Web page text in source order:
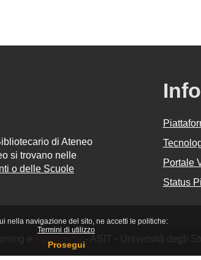
nella navigazione del sito, ne accetti le politiche:
Termini di utilizzo
Prosegui
di Ateneo
si trovano nelle
o delle Scuole
Info
Portale
Status
e - ASIT - Università degli